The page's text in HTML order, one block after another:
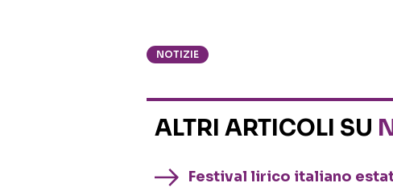
NOTIZIE
ALTRI ARTICOLI SU
Festival lirico italiano